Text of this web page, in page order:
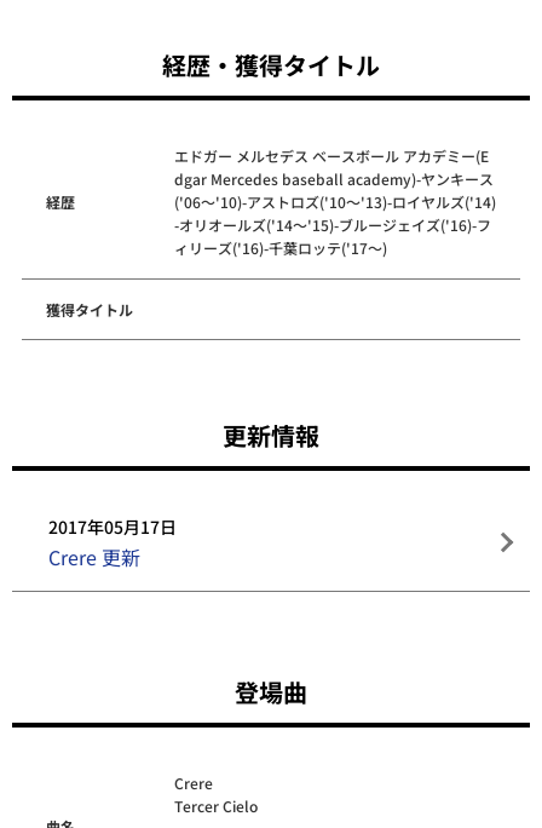
経歴・獲得タイトル
経歴
エドガー メルセデス ベースボール アカデミー(E
dgar Mercedes baseball academy)-ヤンキース
('06～'10)-アストロズ('10～'13)-ロイヤルズ('14)
-オリオールズ('14～'15)-ブルージェイズ('16)-フ
ィリーズ('16)-千葉ロッテ('17～)
獲得タイトル
更新情報
2017年05月17日
Crere 更新
登場曲
Crere
Tercer Cielo